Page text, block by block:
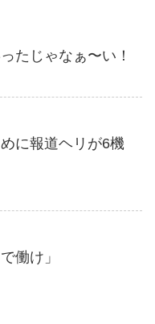
たじゃなぁ〜い！
に報道ヘリが6機
働け」